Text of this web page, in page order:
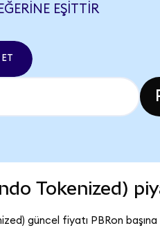
EŞITTIR
Tokenized)
güncel fiyatı PBRon başına